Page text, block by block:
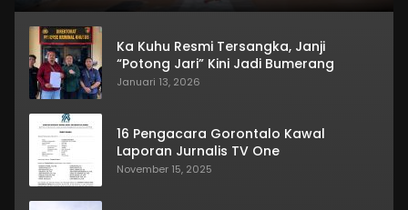
Ka Kuhu Resmi Tersangka, Janji
“Potong Jari” Kini Jadi Bumerang
Januari 13, 2026
16 Pengacara Gorontalo Kawal
Laporan Jurnalis TV One
November 15, 2025